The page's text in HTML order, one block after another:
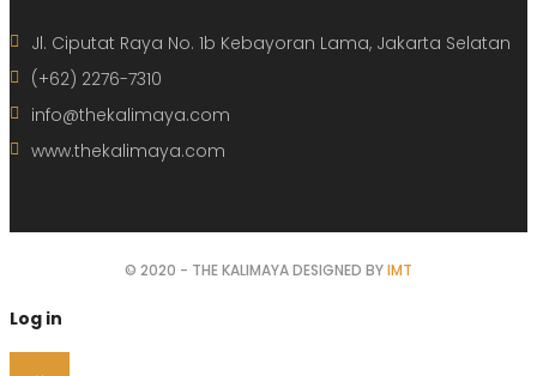
Jl. Ciputat Raya No. 1b Kebayoran Lama, Jakarta Selatan
(+62) 2276-7310
info@thekalimaya.com
www.thekalimaya.com
© 2020 - THE KALIMAYA DESIGNED BYIMT
Log in